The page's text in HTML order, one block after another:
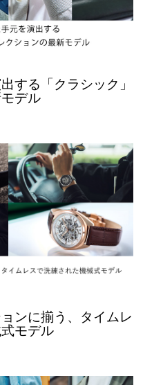
する「クラシック」
デル
ンに揃う、タイムレ
モデル